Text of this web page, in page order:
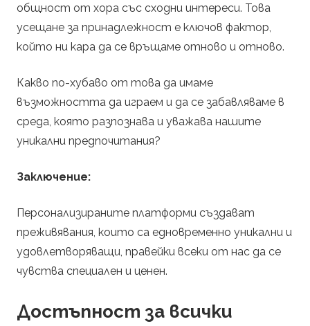
общност от хора със сходни интереси. Това
усещане за принадлежност е ключов фактор,
който ни кара да се връщаме отново и отново.
Какво по-хубаво от това да имаме
възможността да играем и да се забавляваме в
среда, която разпознава и уважава нашите
уникални предпочитания?
Заключение:
Персонализираните платформи създават
преживявания, които са едновременно уникални и
удовлетворяващи, правейки всеки от нас да се
чувства специален и ценен.
Достъпност за всички